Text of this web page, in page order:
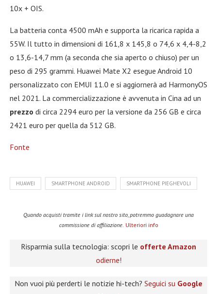
10x + OIS.
La batteria conta 4500 mAh e supporta la ricarica rapida a
55W. Il tutto in dimensioni di 161,8 x 145,8 o 74,6 x 4,4-8,2
o 13,6-14,7 mm (a seconda che sia aperto o chiuso) per un
peso di 295 grammi. Huawei Mate X2 esegue Android 10
personalizzato con EMUI 11.0 e si aggiornerà ad HarmonyOS
nel 2021. La commercializzazione è avvenuta in Cina ad un
prezzo di circa 2294 euro per la versione da 256 GB e circa
2421 euro per quella da 512 GB.
Fonte
HUAWEI SMARTPHONE ANDROID SMARTPHONE PIEGHEVOLI
Quando acquisti tramite i link sul nostro sito, potremmo guadagnare una
commissione di affiliazione. Ulteriori info
Risparmia sulla tecnologia: scopri le offerte Amazon
odierne!
Non vuoi più perderti le notizie hi-tech? Seguici su Google